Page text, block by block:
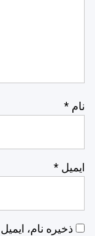
نام *
ایمیل *
ذخیره نام،